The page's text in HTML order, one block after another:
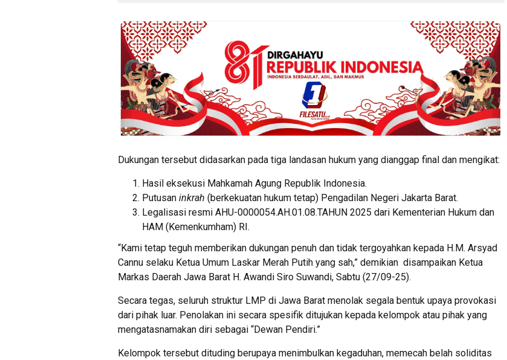
Dukungan tersebut didasarkan pada tiga landasan hukum yang dianggap final dan mengikat:
Hasil eksekusi Mahkamah Agung Republik Indonesia.
Putusan inkrah (berkekuatan hukum tetap) Pengadilan Negeri Jakarta Barat.
Legalisasi resmi AHU-0000054.AH.01.08.TAHUN 2025 dari Kementerian Hukum dan
HAM (Kemenkumham) RI.
“Kami tetap teguh memberikan dukungan penuh dan tidak tergoyahkan kepada H.M. Arsyad
Cannu selaku Ketua Umum Laskar Merah Putih yang sah,” demikian disampaikan Ketua
Markas Daerah Jawa Barat H. Awandi Siro Suwandi, Sabtu (27/09-25).
Secara tegas, seluruh struktur LMP di Jawa Barat menolak segala bentuk upaya provokasi
dari pihak luar. Penolakan ini secara spesifik ditujukan kepada kelompok atau pihak yang
mengatasnamakan diri sebagai “Dewan Pendiri.”
Kelompok tersebut dituding berupaya menimbulkan kegaduhan, memecah belah soliditas